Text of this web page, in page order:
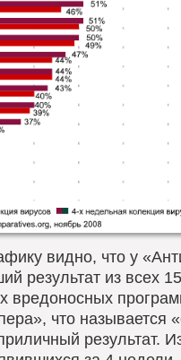
видно, что у
результат из всех 15
вредоносных
что называется
результат.